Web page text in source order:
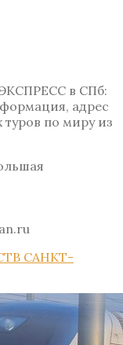
в СПб:
адрес
по миру из
САНКТ-